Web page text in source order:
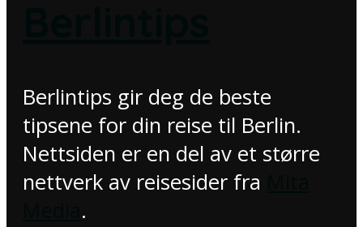
Berlintips gir deg de beste
tipsene for din reise til Berlin.
Nettsiden er en del av et større
nettverk av reisesider fra
.